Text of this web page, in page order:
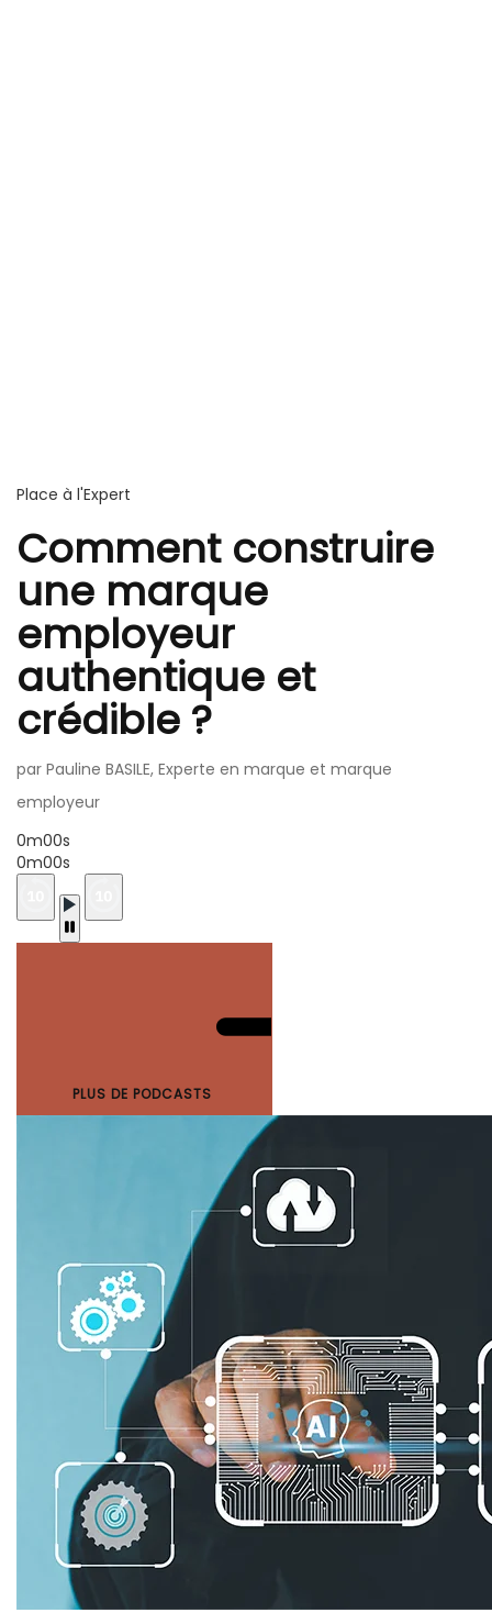
Place à l'Expert
Comment construire
une marque
employeur
authentique et
crédible ?
par Pauline BASILE, Experte en marque et marque
employeur
0m00s
0m00s
PLUS DE PODCASTS